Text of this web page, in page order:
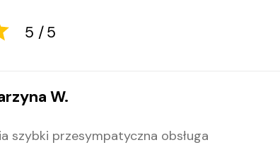
5 5
W.
szybki przesympatyczna obsługa